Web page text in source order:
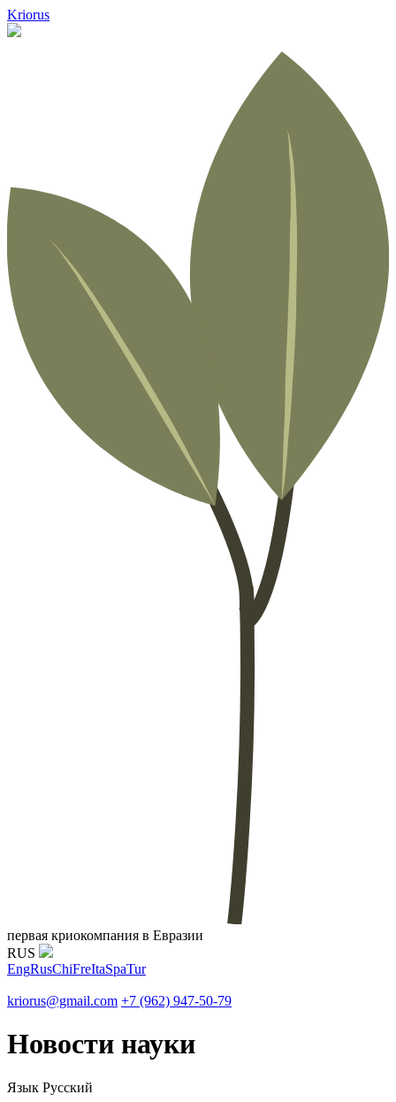
Kriorus
первая криокомпания в Евразии
RUS
EngRusChiFreItaSpaTur
kriorus@gmail.com +7 (962) 947-50-79
Новости науки
Язык Русский